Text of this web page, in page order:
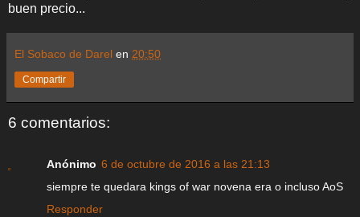
buen precio...
El Sobaco de Darel en 20:50
Compartir
6 comentarios:
Anónimo 6 de octubre de 2016 a las 21:13
siempre te quedara kings of war novena era o incluso AoS
Responder